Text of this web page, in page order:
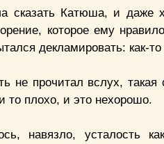
сказать Катюша, и
которое ему
декламировать:
не прочитал вслух,
то плохо, и это нехорошо.
навязло, усталость